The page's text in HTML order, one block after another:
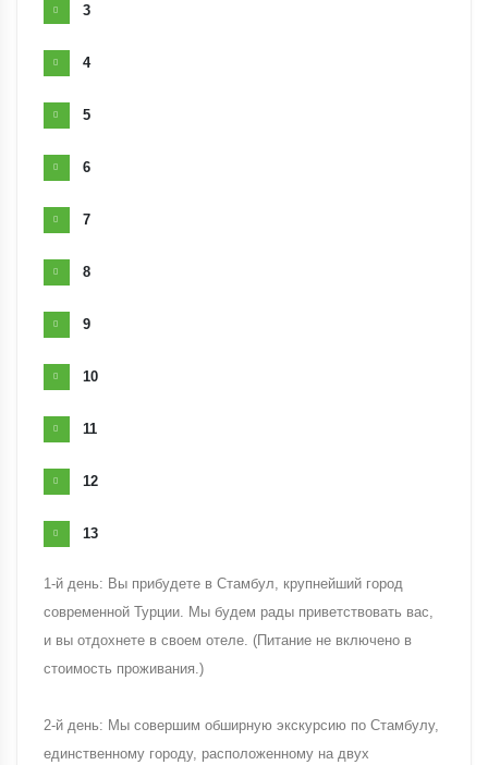
3
4
5
6
7
8
9
10
11
12
13
1-й день: Вы прибудете в Стамбул, крупнейший город
современной Турции. Мы будем рады приветствовать вас,
и вы отдохнете в своем отеле. (Питание не включено в
стоимость проживания.)
2-й день: Мы совершим обширную экскурсию по Стамбулу,
единственному городу, расположенному на двух